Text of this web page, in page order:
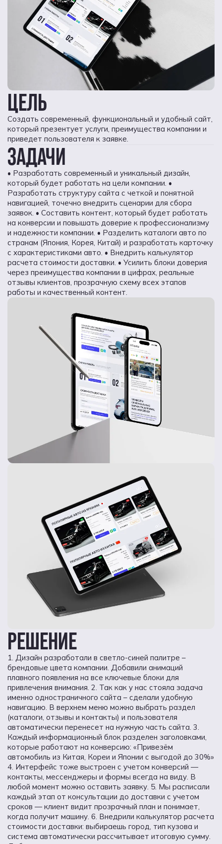
ЦЕЛЬ
Создать современный, функциональный и удобный сайт,
который презентует услуги, преимущества компании и
приведет пользователя к заявке.
ЗАДАЧИ
• Разработать современный и уникальный дизайн,
который будет работать на цели компании. •
Разработать структуру сайта с четкой и понятной
навигацией, точечно внедрить сценарии для сбора
заявок. • Составить контент, который будет работать
на конверсии и повышать доверие к профессионализму
и надежности компании. • Разделить каталоги авто по
странам (Япония, Корея, Китай) и разработать карточку
с характеристиками авто. • Внедрить калькулятор
расчета стоимости доставки. • Усилить блоки доверия
через преимущества компании в цифрах, реальные
отзывы клиентов, прозрачную схему всех этапов
работы и качественный контент.
РЕШЕНИЕ
1. Дизайн разработали в светло-синей палитре –
брендовые цвета компании. Добавили анимаций
плавного появления на все ключевые блоки для
привлечения внимания. 2. Так как у нас стояла задача
именно одностраничного сайта – сделали удобную
навигацию. В верхнем меню можно выбрать раздел
(каталоги, отзывы и контакты) и пользователя
автоматически перенесет на нужную часть сайта. 3.
Каждый информационный блок разделен заголовками,
которые работают на конверсию: «Привезём
автомобиль из Китая, Кореи и Японии с выгодой до 30%»
4. Интерфейс тоже выстроен с учетом конверсий —
контакты, мессенджеры и формы всегда на виду. В
любой момент можно оставить заявку. 5. Мы расписали
каждый этап от консультации до доставки с учетом
сроков — клиент видит прозрачный план и понимает,
когда получит машину. 6. Внедрили калькулятор расчета
стоимости доставки: выбираешь город, тип кузова и
система автоматически рассчитывает итоговую сумму.